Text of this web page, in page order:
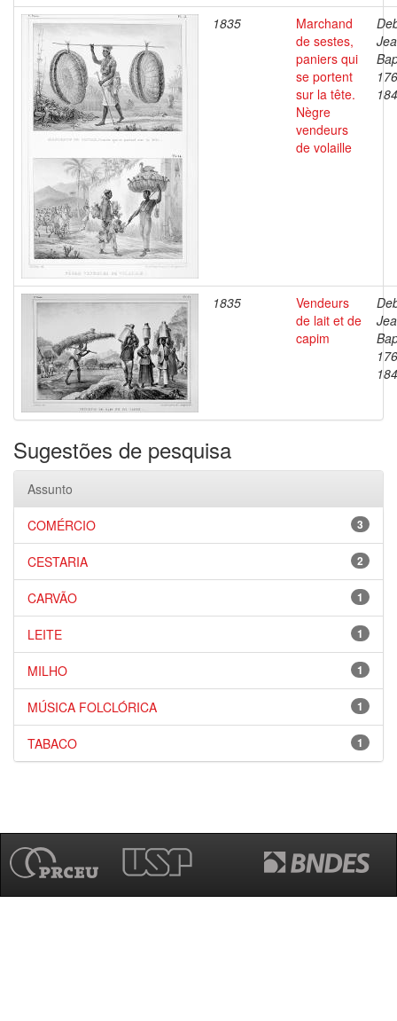
1835
Marchand
de sestes,
paniers qui
se portent
sur la tête.
Nègre
vendeurs
de volaille
1835
Vendeurs
de lait et de
capim
Sugestões de pesquisa
Assunto
3
COMÉRCIO
2
CESTARIA
1
CARVÃO
1
LEITE
1
MILHO
1
MÚSICA FOLCLÓRICA
1
TABACO